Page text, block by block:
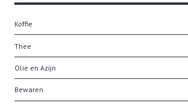
Koffie
Thee
Olie en Azijn
Bewaren